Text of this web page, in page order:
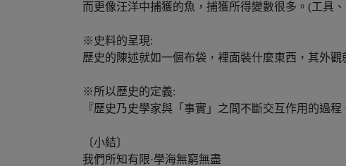
而更像汪洋中捕獲的魚，捕獲所得變數很多。(工具
※史料的呈現:
歷史的陳述就如一個布袋，裡面裝什麼東西，其外觀
※所以歷史的定義:
『歷史乃史學家與「事實」之間不斷交互作用的過
〔小結〕
我們所知有限·學海無窮無盡